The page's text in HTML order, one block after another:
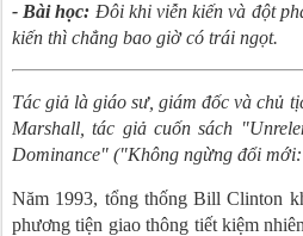
- Bài học: Đôi khi viễn kiến và đột
kiến thì chẳng bao giờ có trái ngọt.
Tác giả là giáo sư, giám đốc và chủ
Marshall, tác giả cuốn sách "
Dominance" ("Không ngừng đổi
Năm 1993, tổng thống Bill Clinton
phương tiện giao thông tiết kiệm